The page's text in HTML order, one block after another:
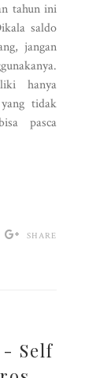
tahun ini
saldo
jangan
hanya
tidak
pasca
SHARE
Self